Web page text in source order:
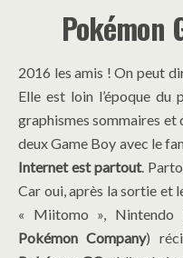
Pokémon
2016 les amis ! On peut
Elle est loin l’époque du
graphismes sommaires et
deux Game Boy avec le
Internet est partout.
Car oui, après la sortie et
« Miitomo », Nintendo
Pokémon Company)